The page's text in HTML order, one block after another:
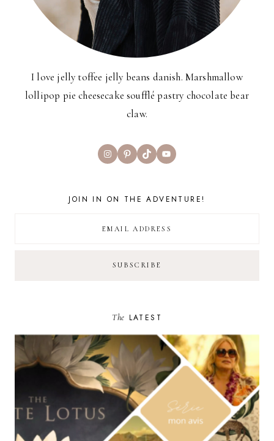
I love jelly toffee jelly beans danish. Marshmallow
lollipop pie cheesecake soufflé pastry chocolate bear
claw.
InstagramPinterest
TikTokYouTube
JOIN IN ON THE ADVENTURE!
The LATEST